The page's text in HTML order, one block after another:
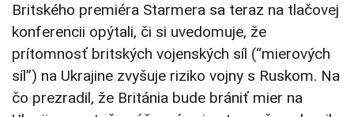
Britského premiéra Starmera sa teraz na tlačovej
konferencii opýtali, či si uvedomuje, že
prítomnosť britských vojenských síl (“mierových
síl”) na Ukrajine zvyšuje riziko vojny s Ruskom. Na
čo prezradil, že Británia bude brániť mier na